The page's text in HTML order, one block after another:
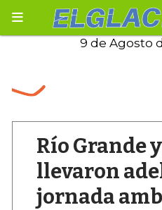
9 de Agosto
Río Grande
llevaron
jornada